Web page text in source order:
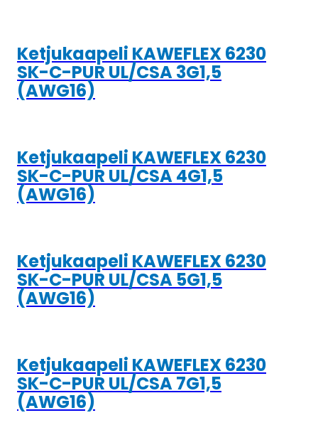
Ketjukaapeli KAWEFLEX 6230
SK-C-PUR UL/CSA 3G1,5
(AWG16)
Ketjukaapeli KAWEFLEX 6230
SK-C-PUR UL/CSA 4G1,5
(AWG16)
Ketjukaapeli KAWEFLEX 6230
SK-C-PUR UL/CSA 5G1,5
(AWG16)
Ketjukaapeli KAWEFLEX 6230
SK-C-PUR UL/CSA 7G1,5
(AWG16)